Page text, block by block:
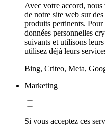
Avec votre accord,
de notre site web sur
produits pertinents.
données personnelles
suivants et utilisons
utilisez déjà leurs
Bing, Criteo, Meta,
Marketing
Si vous acceptez ces